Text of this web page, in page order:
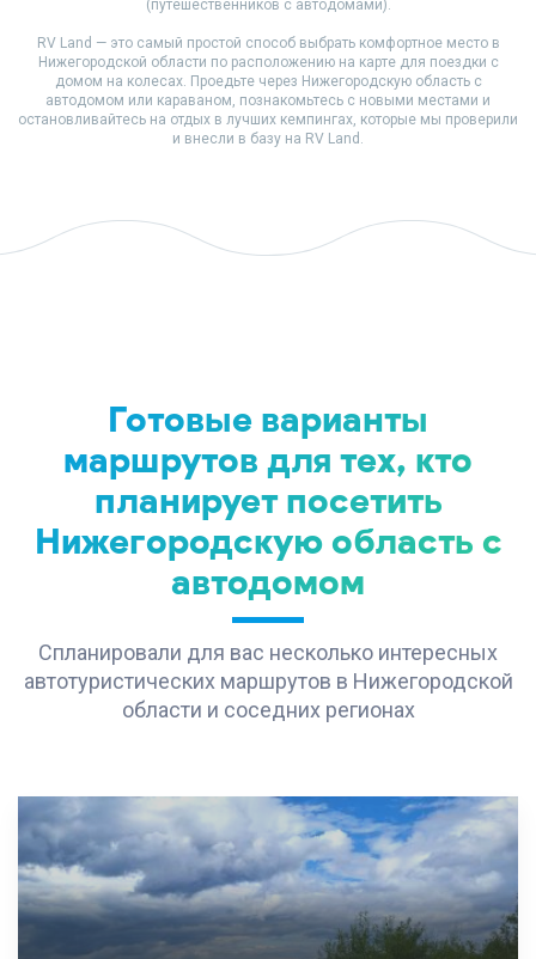
(путешественников с автодомами).
RV Land — это самый простой способ выбрать комфортное место в
Нижегородской области по расположению на карте для поездки с
домом на колесах. Проедьте через Нижегородскую область с
автодомом или караваном, познакомьтесь с новыми местами и
остановливайтесь на отдых в лучших кемпингах, которые мы проверили
и внесли в базу на RV Land.
Готовые варианты
маршрутов для тех, кто
планирует посетить
Нижегородскую область с
автодомом
Спланировали для вас несколько интересных
автотуристических маршрутов в Нижегородской
области и соседних регионах